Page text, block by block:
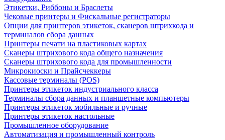
Этикетки, Риббоны и Браслеты
Чековые принтеры и Фискальные регистраторы
Опции для принтеров этикеток, сканеров штрихкода и
терминалов сбора данных
Принтеры печати на пластиковых картах
Сканеры штрихового кода общего назначения
Сканеры штрихового кода для промышленности
Микрокиоски и Прайсчеккеры
Кассовые терминалы (POS)
Принтеры этикеток индустриального класса
Терминалы сбора данных и планшетные компьютеры
Принтеры этикеток мобильные и ручные
Принтеры этикеток настольные
Промышленное оборудование
Автоматизация и промышленный контроль